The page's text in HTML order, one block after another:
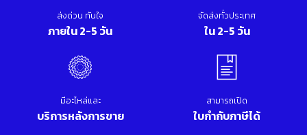
ส่งด่วน ทันใจ
ภายใน 2-5 วัน
จัดส่งทั่วประเทศ
ใน 2-5 วัน
มีอะไหล่และ
บริการหลังการขาย
สามารถเปิด
ใบกำกับภาษีได้